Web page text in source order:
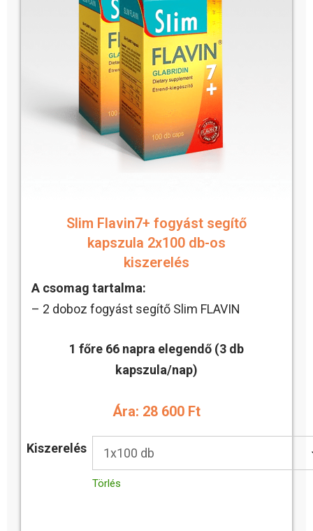
Slim Flavin7+ fogyást segítő
kapszula 2x100 db-os
kiszerelés
A csomag tartalma:
– 2 doboz fogyást segítő Slim FLAVIN
1 főre 66 napra elegendő (3 db
kapszula/nap)
Ára: 28 600 Ft
Kiszerelés
Törlés